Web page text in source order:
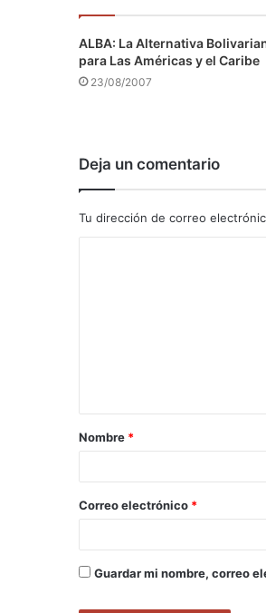
ALBA: La Alternativa
para Las Américas y el Caribe
23/08/2007
Deja un comentario
Tu dirección de correo
a
r
*
Nombre *
Correo electrónico *
Guardar mi nombre, correo